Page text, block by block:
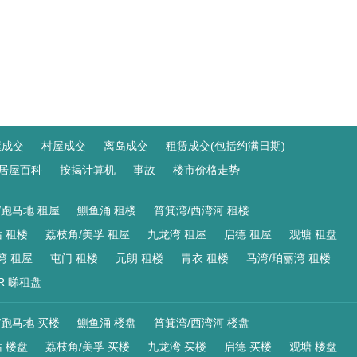
交 村屋成交 离岛成交
租赁成交(包括约满日期)
居屋百科 按揭计算机 事故 楼市价格走势
马地 租屋 鰂鱼涌 租楼
筲箕湾/西湾河 租楼
租楼 荔枝角/美孚 租屋 九龙湾 租屋 启德 租屋
观塘 租盘
租屋 屯门 租楼 元朗 租楼 青衣 租楼
马湾/珀丽湾 租楼
睇租盘
马地 买楼 鰂鱼涌 楼盘
筲箕湾/西湾河 楼盘
楼盘 荔枝角/美孚 买楼 九龙湾 买楼 启德 买楼 观塘 楼盘